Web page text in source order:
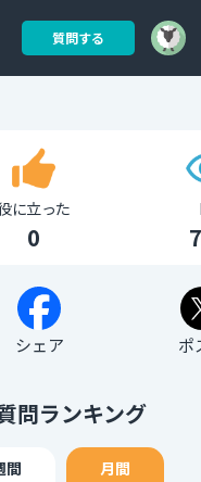
質問する
に立った
0
シェア ポ
問ランキング
間 月間